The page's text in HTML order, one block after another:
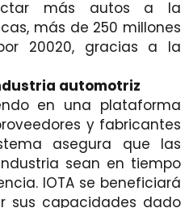
más autos a la
más de 250 millones
20020, gracias a la
automotriz
en una plataforma
y fabricantes
asegura que las
sean en tiempo
IOTA se beneficiará
sus capacidades dado